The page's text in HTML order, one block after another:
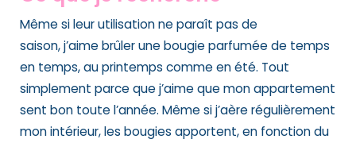
Même si leur utilisation ne paraît pas de
saison,j’aime brûler unebougie parfumée de temps
en temps, au printemps comme en été. Tout
simplement parce que j’aime que mon appartement
sent bon toute l’année. Même si j’aère régulièrement
mon intérieur, les bougies apportent, en fonction du